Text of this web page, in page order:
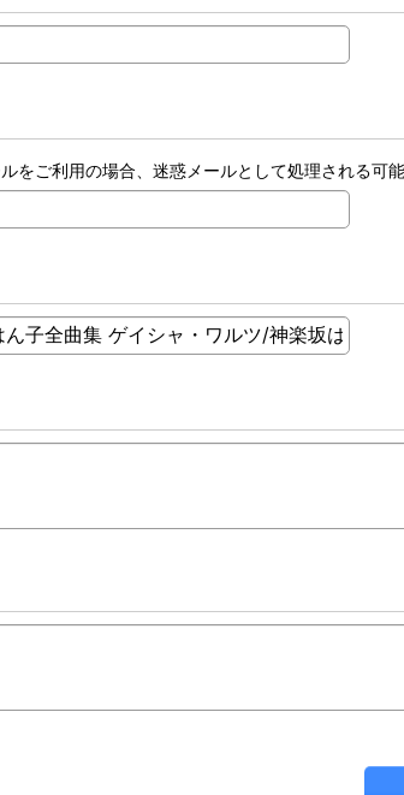
をご利用の場合、迷惑メールとして処理される可